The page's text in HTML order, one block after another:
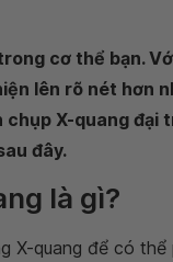
cơ thể bạn.
lên rõ nét hơn
X-quang đại
đây.
là gì?
X-quang để có